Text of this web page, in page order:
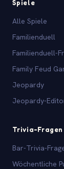
Spiele
Alle Spiele
Familienduell
Familienduell-
Family Feud
Jeopardy
Jeopardy-
Trivia-Fragen
Bar-Trivia-
Wöchentliche